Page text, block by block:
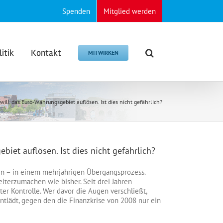
Spenden Mitglied werden
Kontakt MITWIRKEN
das Euro-Währungsgebiet auflösen. Ist dies nicht gefährlich?
auflösen. Ist dies nicht gefährlich?
– in einem mehrjährigen Übergangsprozess.
wie bisher. Seit drei Jahren
Kontrolle. Wer davor die Augen verschließt,
gegen den die Finanzkrise von 2008 nur ein